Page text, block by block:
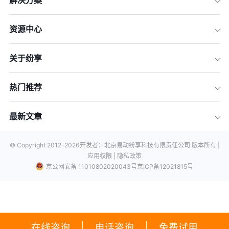
资源中心
关于纷享
热门推荐
最新文章
© Copyright 2012-2026开发者：北京易动纷享科技有限责任公司 版本所有 |
应用权限 |
隐私政策
京公网安备 11010802020043号京ICP备12021815号